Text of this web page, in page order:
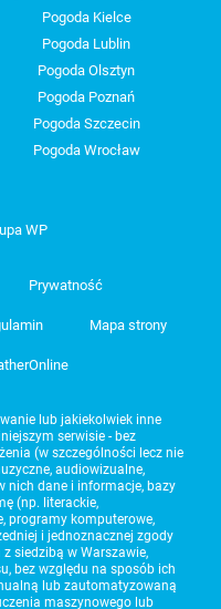
Pogoda Kielce
Pogoda Lublin
Pogoda Olsztyn
Pogoda Poznań
Pogoda Szczecin
Pogoda Wrocław
WP
Prywatność
Mapa strony
lub jakiekolwiek inne
serwisie - bez
(w szczególności lecz nie
audiowizualne,
nich dane i informacje, bazy
(np. literackie,
programy komputerowe,
i jednoznacznej zgody
siedzibą w Warszawie,
bez względu na sposób ich
lub zautomatyzowaną
maszynowego lub